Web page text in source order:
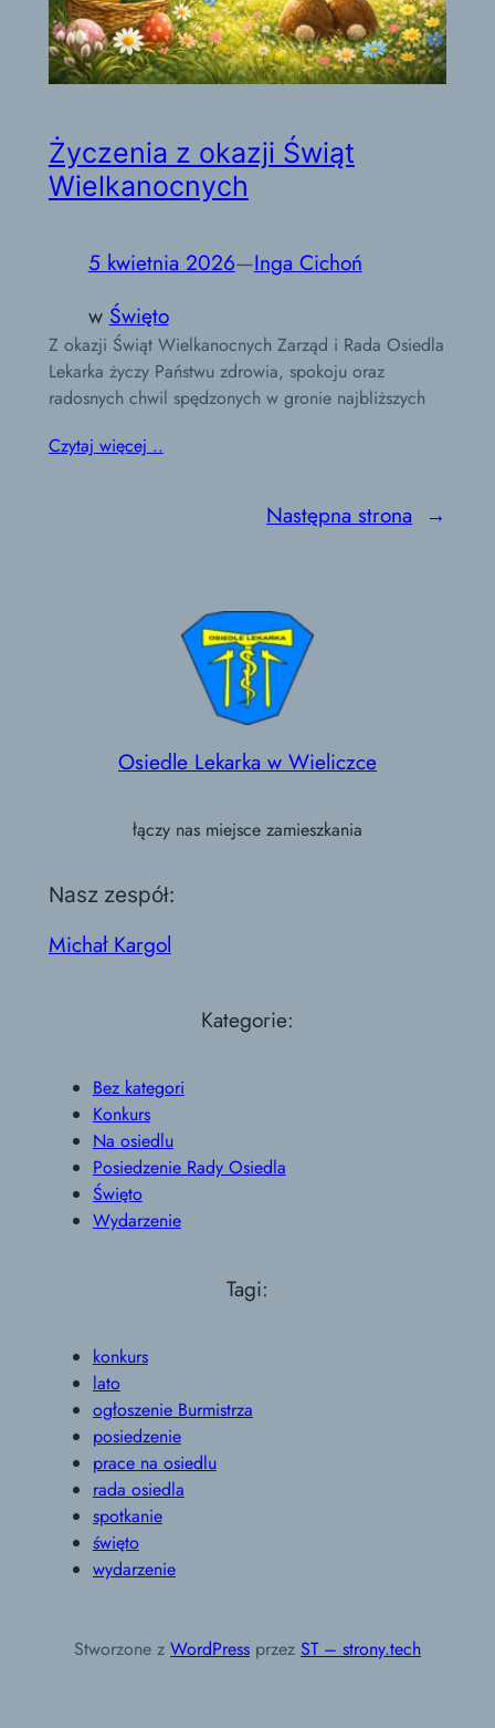
Życzenia z okazji Świąt
Wielkanocnych
5 kwietnia 2026—Inga Cichoń
w Święto
Z okazji Świąt Wielkanocnych Zarząd i Rada Osiedla
Lekarka życzy Państwu zdrowia, spokoju oraz
radosnych chwil spędzonych w gronie najbliższych
Czytaj więcej ..
Następna strona →
Osiedle Lekarka w Wieliczce
łączy nas miejsce zamieszkania
Nasz zespół:
Michał Kargol
Kategorie:
Bez kategori
Konkurs
Na osiedlu
Posiedzenie Rady Osiedla
Święto
Wydarzenie
Tagi:
konkurs
lato
ogłoszenie Burmistrza
posiedzenie
prace na osiedlu
rada osiedla
spotkanie
święto
wydarzenie
Stworzone z WordPress przez ST – strony.tech